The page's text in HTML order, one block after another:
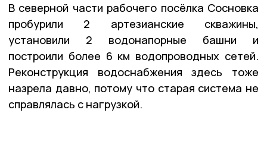
В северной части рабочего посёлка Сосновка
пробурили 2 артезианские скважины,
установили 2 водонапорные башни и
построили более 6 км водопроводных сетей.
Реконструкция водоснабжения здесь тоже
назрела давно, потому что старая система не
справлялась с нагрузкой.